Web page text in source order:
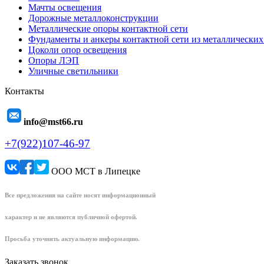
Мачты освещения
Дорожные металлоконструкции
Металлические опоры контактной сети
Фундаменты и анкеры контактной сети из
Цоколи опор освещения
Опоры ЛЭП
Уличные светильники
Контакты
info@mst66.ru
+7(922)107-46-97
ООО МСТ в Липецке
Все предложения на сайте носят информационный
характер и не являются публичной офертой.
Просьба уточнять актуальную информацию.
Заказать звонок